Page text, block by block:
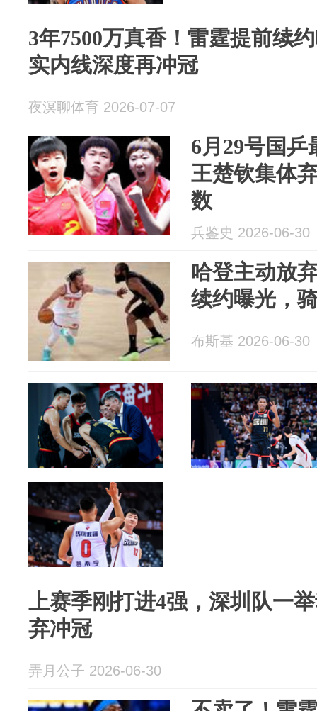
3年7500万真香！雷霆提前续
实内线深度再冲冠
夜溟聊体育 2026-07-07
6月29号国
王楚钦集体
数
兵鉴史 2026-06-30
哈登主动放
续约曝光，
布斯基 2026-06-30
上赛季刚打进4强，深圳队一
弃冲冠
弄月公子 2026-06-30